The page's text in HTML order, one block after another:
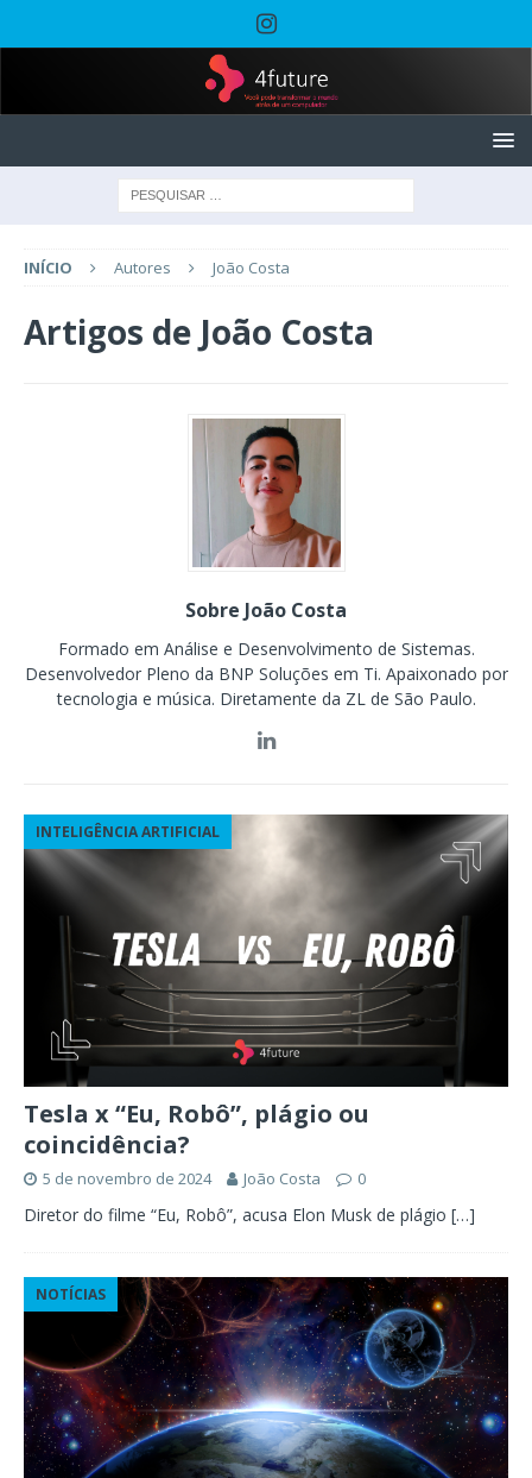
INÍCIO Autores João Costa
Artigos de João Costa
Sobre João Costa
Formado em Análise e Desenvolvimento de Sistemas.
Desenvolvedor Pleno da BNP Soluções em Ti. Apaixonado por
tecnologia e música. Diretamente da ZL de São Paulo.
INTELIGÊNCIA ARTIFICIAL
Tesla x “Eu, Robô”, plágio ou
coincidência?
5 de novembro de 2024 João Costa 0
Diretor do filme “Eu, Robô”, acusa Elon Musk de plágio […]
NOTÍCIAS